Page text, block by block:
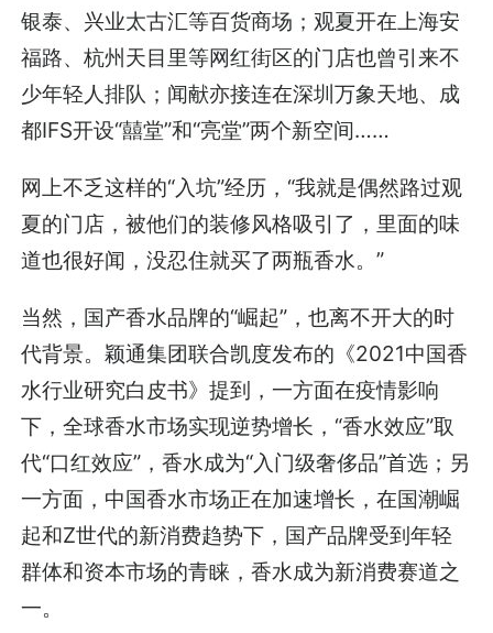
银泰、兴业太古汇等百货商场；观夏开在上海安
福路、杭州天目里等网红街区的门店也曾引来不
少年轻人排队；闻献亦接连在深圳万象天地、成
都IFS开设“囍堂”和“亮堂”两个新空间……
网上不乏这样的“入坑”经历，“我就是偶然路过观
夏的门店，被他们的装修风格吸引了，里面的味
道也很好闻，没忍住就买了两瓶香水。”
当然，国产香水品牌的“崛起”，也离不开大的时
代背景。颖通集团联合凯度发布的《2021中国香
水行业研究白皮书》提到，一方面在疫情影响
下，全球香水市场实现逆势增长，“香水效应”取
代“口红效应”，香水成为“入门级奢侈品”首选；另
一方面，中国香水市场正在加速增长，在国潮崛
起和Z世代的新消费趋势下，国产品牌受到年轻
群体和资本市场的青睐，香水成为新消费赛道之
一。